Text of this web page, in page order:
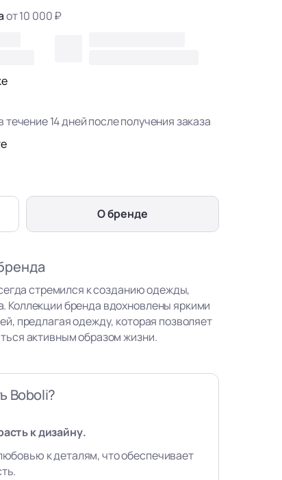
от 10 000 ₽
течение 14 дней после получения заказа
О бренде
стремился к созданию одежды,
Коллекции бренда вдохновлены яркими
предлагая одежду, которая позволяет
активным образом жизни.
Boboli?
к дизайну.
к деталям, что обеспечивает